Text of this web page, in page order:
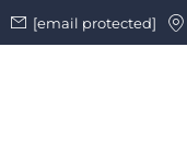
[email protected]